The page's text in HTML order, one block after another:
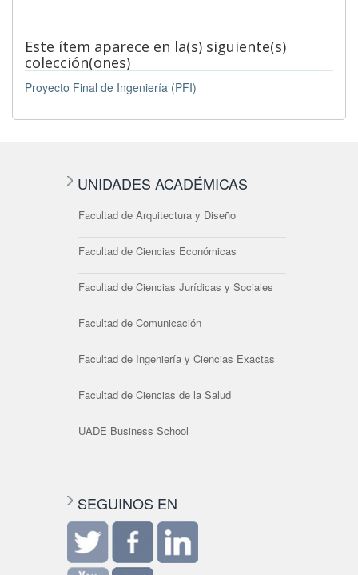
Este ítem aparece en la(s) siguiente(s)
colección(ones)
Proyecto Final de Ingeniería (PFI)
UNIDADES ACADÉMICAS
Facultad de Arquitectura y Diseño
Facultad de Ciencias Económicas
Facultad de Ciencias Jurídicas y Sociales
Facultad de Comunicación
Facultad de Ingeniería y Ciencias Exactas
Facultad de Ciencias de la Salud
UADE Business School
SEGUINOS EN